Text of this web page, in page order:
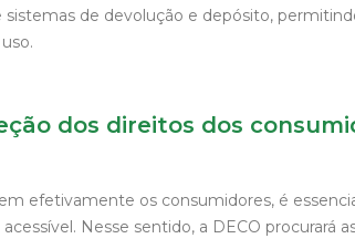
de devolução e depósito,
dos direitos dos
efetivamente os consumidores, é
Nesse sentido, a DECO procurará